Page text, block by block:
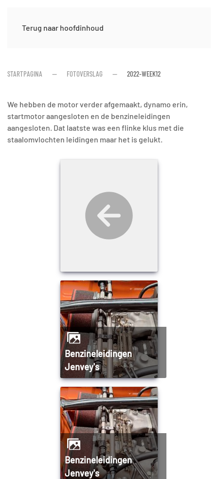
Terug naar hoofdinhoud
STARTPAGINA FOTOVERSLAG 2022-WEEK12
We hebben de motor verder afgemaakt, dynamo erin,
startmotor aangesloten en de benzineleidingen
aangesloten. Dat laatste was een flinke klus met die
staalomvlochten leidingen maar het is gelukt.
Benzineleidingen
Jenvey's
Benzineleidingen
Jenvey's